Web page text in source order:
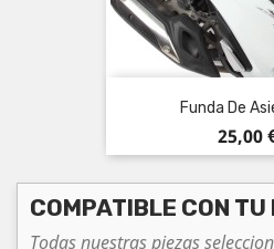
Funda De
Precio
25,00
COMPATIBLE CON TU
Todas nuestras piezas